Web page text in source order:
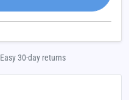
Easy 30-day returns